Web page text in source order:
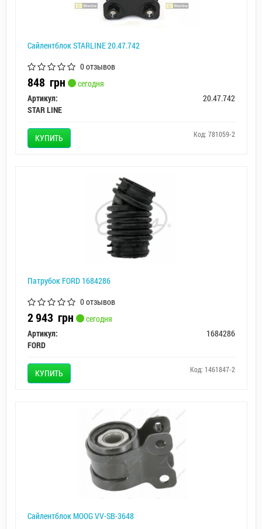
Сайлентблок STARLINE 20.47.742
0 отзывов
848 грн
сегодня
Артикул:
20.47.742
STAR LINE
КУПИТЬ Код: 781059-2
Патрубок FORD 1684286
0 отзывов
2 943 грн
сегодня
Артикул:
1684286
FORD
КУПИТЬ Код: 1461847-2
Сайлентблок MOOG VV-SB-3648